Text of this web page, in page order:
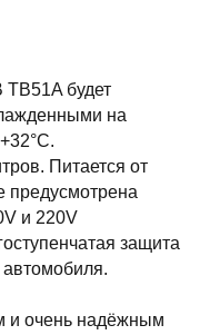
будет
на
Питается от
предусмотрена
и 220V
защита
автомобиля.
и очень надёжным